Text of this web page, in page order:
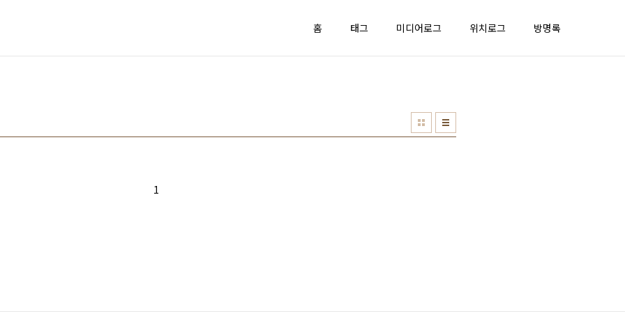
홈 태그 미디어로그 위치로그 방명록
1